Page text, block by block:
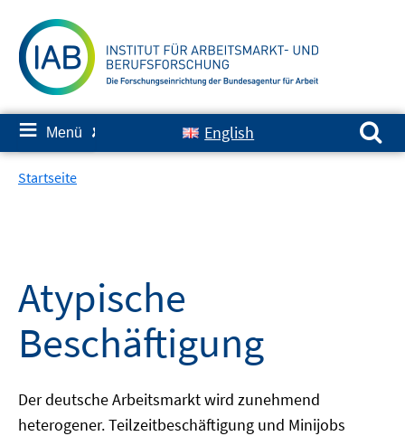
zum
Inhalt
≡ Menü ✘ English
Suchen nach:
Startseite
Atypische
Beschäftigung
Der deutsche Arbeitsmarkt wird zunehmend
heterogener. Teilzeitbeschäftigung und Minijobs